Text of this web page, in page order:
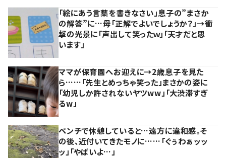
「絵にあう言葉を書きなさい」息子の”まさか
の解答”に…母「正解でよいでしょうか？」→衝
撃の光景に「声出して笑ったｗ」「天才だと思
います」
ママが保育園へお迎えに→2歳息子を見た
ら……「先生とめっちゃ笑った」まさかの姿に
「幼児しか許されないヤツww」「大渋滞すぎ
るw」
ベンチで休憩していると…遠方に違和感。そ
の後、近付いてきたモノに……「ぐぅわぁッッ
ッ」「やばいよ…」